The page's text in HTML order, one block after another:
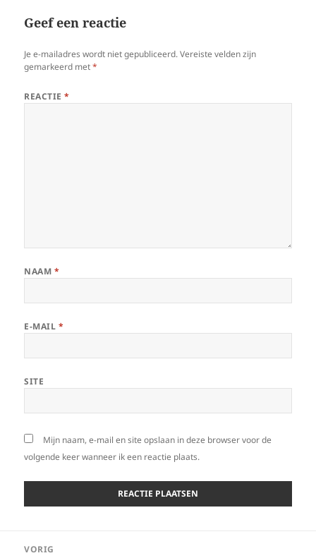
Geef een reactie
Je e-mailadres wordt niet gepubliceerd. Vereiste velden zijn
gemarkeerd met*
REACTIE*
NAAM *
E-MAIL *
SITE
Mijn naam, e-mail en site opslaan in deze browser voor de
volgende keer wanneer ik een reactie plaats.
VORIG